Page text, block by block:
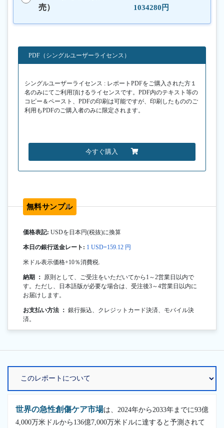
売）
1034280円
PDF（シングルユーザーライセンス）
シングルユーザーライセンス : レポートPDFをご購入された方１
名のみにてご利用頂けるライセンスです。PDF内のテキスト等の
コピー＆ペースト、PDFの印刷は可能ですが、印刷したもののご
利用もPDFのご購入者のみに限定されます。
今すぐ購入
無料サンプル
価格表記: USDを日本円(税抜)に換算
本日の銀行送金レート: 1 USD=159.12 円
米ドル表示価格+10％消費税.
納期 ： 原則として、ご受注をいただいてから1～2営業日以内で
す。ただし、日本語版が必要な場合は、受注後3～4営業日以内に
お届けします。
お支払い方法 ： 銀行振込、クレジットカード決済、モバイル決
済。
世界の急性創傷ケア市場は、2024年から2033年までに93億
4,000万米ドルから136億7,000万米ドルに達すると予測されて